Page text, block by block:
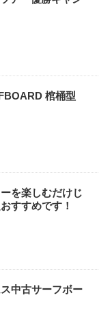
棺桶型
を楽しむだけじ
すすめです！
中古サーフボー